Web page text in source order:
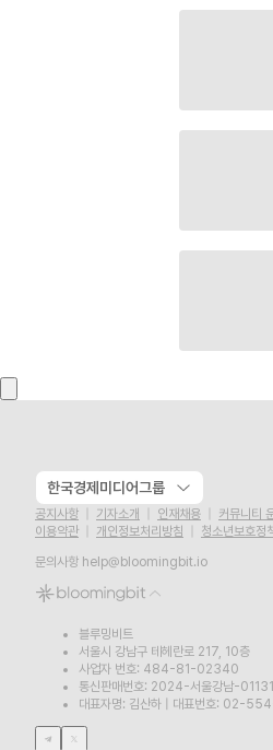
한국경제미디어그룹
공지사항 기자소개 인재채용
커뮤니티
이용약관
개인정보처리방침 청소년보호정
문의사항 help@bloomingbit.io
블루밍비트
서울시 강남구 테헤란로 217, 10층
사업자 번호: 484-81-02340
통신판매번호: 2024-서울강남-01131
대표자명: 김산하
대표번호: 02-